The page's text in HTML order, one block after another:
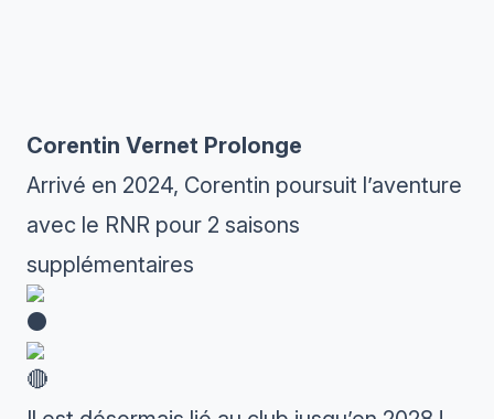
Corentin Vernet Prolonge
Arrivé en 2024, Corentin poursuit l’aventure
avec le RNR pour 2 saisons
supplémentaires